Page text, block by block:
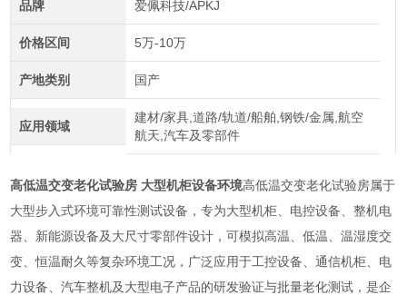
品牌 爱佩科技/APKJ
价格区间 5万-10万
产地类别 国产
应用领域
建材/家具,道路/轨道/船舶,钢铁/金属,航空
航天,汽车及零部件
高低温交变老化试验房 大型机柜设备环境高低温交变老化试验房属于
大型步入式环境可靠性测试设备，专为大型机柜、电控设备、整机电
器、新能源设备及大尺寸零部件设计，可模拟高温、低温、温湿度交
变、恒温耐久等复杂环境工况，广泛应用于工控设备、通信机柜、电
力设备、汽车整机及大型电子产品的研发验证与批量老化测试，是企